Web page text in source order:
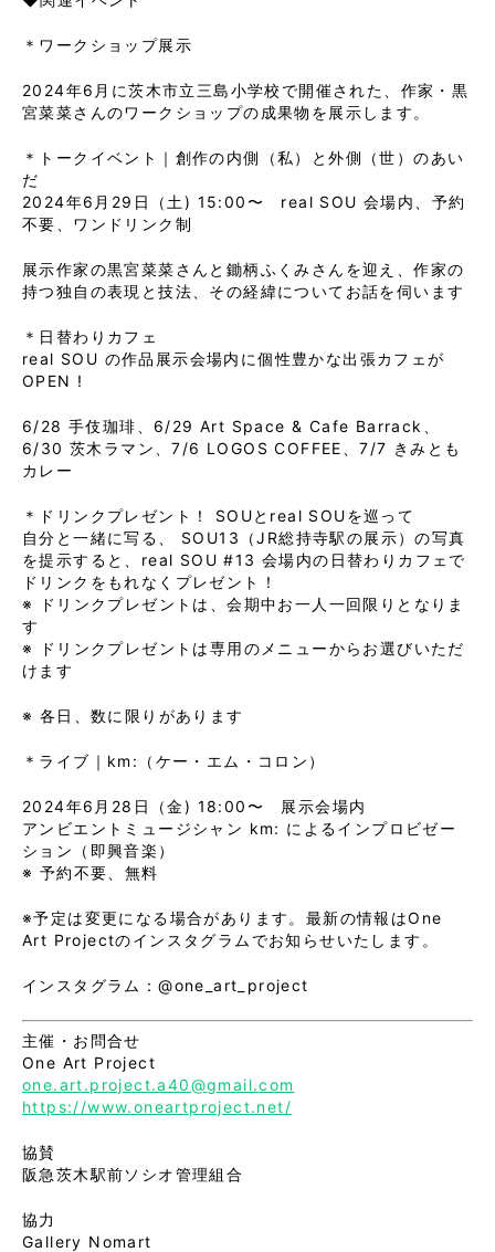
＊ワークショップ展示
2024年6月に茨木市立三島小学校で開催された、作家・黒
宮菜菜さんのワークショップの成果物を展示します。
＊トークイベント｜創作の内側（私）と外側（世）のあい
だ
2024年6月29日（土) 15:00〜 real SOU 会場内、予約
不要、ワンドリンク制
展示作家の黒宮菜菜さんと鋤柄ふくみさんを迎え、作家の
持つ独自の表現と技法、その経緯についてお話を伺います
＊日替わりカフェ
real SOU の作品展示会場内に個性豊かな出張カフェが
OPEN !
6/28 手伎珈琲、6/29 Art Space & Cafe Barrack、
6/30 茨木ラマン、7/6 LOGOS COFFEE、7/7 きみとも
カレー
＊ドリンクプレゼント！ SOUとreal SOUを巡って
自分と一緒に写る、 SOU13（JR総持寺駅の展示）の写真
を提示すると、real SOU #13 会場内の日替わりカフェで
ドリンクをもれなくプレゼント！
※ ドリンクプレゼントは、会期中お一人一回限りとなりま
す
※ ドリンクプレゼントは専用のメニューからお選びいただ
けます
※ 各日、数に限りがあります
＊ライブ｜km:（ケー・エム・コロン）
2024年6月28日（金) 18:00〜 展示会場内
アンビエントミュージシャン km: によるインプロビゼー
ション（即興音楽）
※ 予約不要、無料
※予定は変更になる場合があります。最新の情報はOne
Art Projectのインスタグラムでお知らせいたします。
インスタグラム：@one_art_project
主催・お問合せ
One Art Project
one.art.project.a40@gmail.com
https://www.oneartproject.net/
協賛
阪急茨木駅前ソシオ管理組合
協力
Gallery Nomart